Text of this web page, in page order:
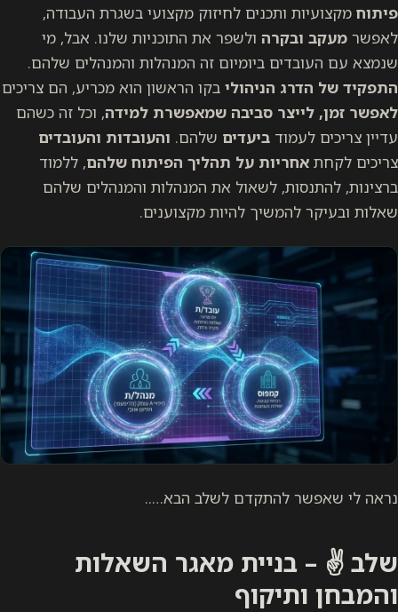
פיתוח מקצועיות ותכנים לחיזוק מקצועי בשגרת העבודה,
לאפשר מעקב ובקרה ולשפר את התוכניות שלנו. אבל, מי
שנמצא עם העובדים ביומיום זה המנהלות והמנהלים שלהם.
התפקיד של הדרג הניהולי בקו הראשון הוא מכריע, הם צריכים
לאפשר זמן, לייצר סביבה שמאפשרת למידה, וכל זה כשהם
עדיין צריכים לעמוד ביעדים שלהם. והעובדות והעובדים
צריכים לקחת אחריות על תהליך הפיתוח שלהם, ללמוד
ברצינות, להתנסות, לשאול את המנהלות והמנהלים שלהם
שאלות ובעיקר להמשיך להיות מקצוענים.
נראה לי שאפשר להתקדם לשלב הבא…..
שלב ✌️ – בניית מאגר השאלות
והמבחן ותיקוף